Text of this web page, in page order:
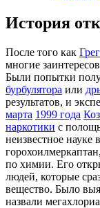
История
После того как
многие
Были попытки
бурбулятора или
результатов, и
марта 1999 года
наркотики с
неизвестное науке
по химии. Его
людей, которые
вещество. Было
назвали